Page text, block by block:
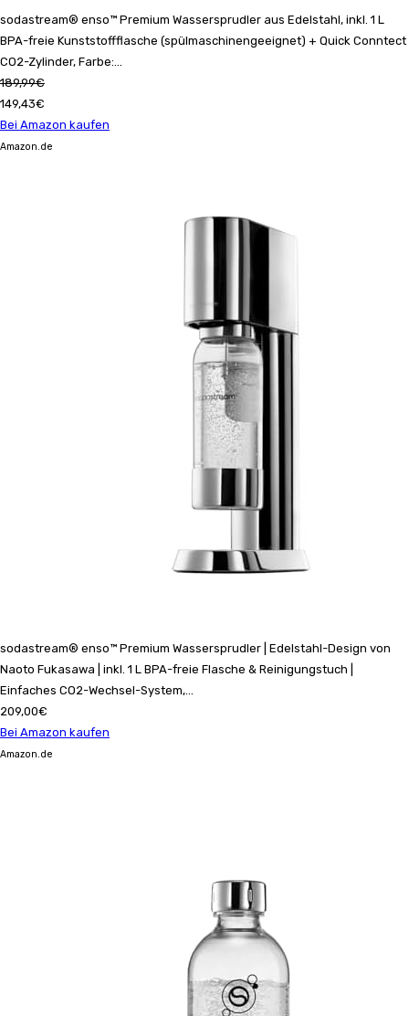
sodastream® enso™ Premium Wassersprudler aus Edelstahl, inkl. 1 L
BPA-freie Kunststoffflasche (spülmaschinengeeignet) + Quick Conntect
CO2-Zylinder, Farbe:...
189,99€
149,43€
Bei Amazon kaufen
Amazon.de
sodastream® enso™ Premium Wassersprudler | Edelstahl-Design von
Naoto Fukasawa | inkl. 1 L BPA-freie Flasche & Reinigungstuch |
Einfaches CO2-Wechsel-System,...
209,00€
Bei Amazon kaufen
Amazon.de